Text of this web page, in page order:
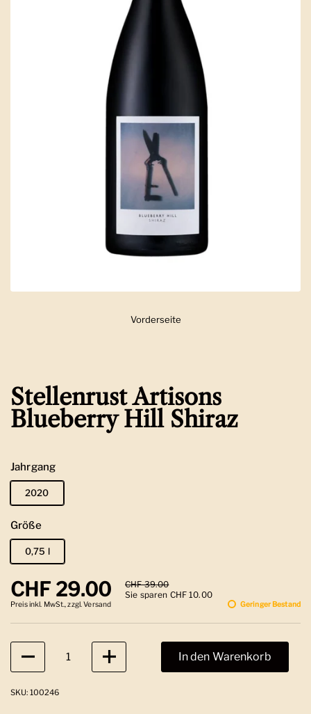
Zeige Folie 1
Vorderseite
Stellenrust Artisons
Blueberry Hill Shiraz
Jahrgang
2020
Größe
0,75 l
Regulärer Preis
CHF 29.00 Sale-Preis
CHF 39.00
Sie sparen CHF 10.00
Preis inkl. MwSt., zzgl. Versand Geringer Bestand
Anzahl
In den Warenkorb
SKU: 100246